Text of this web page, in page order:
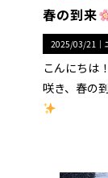
春の到来
2025/03/21｜
こんにちは
咲き、春の